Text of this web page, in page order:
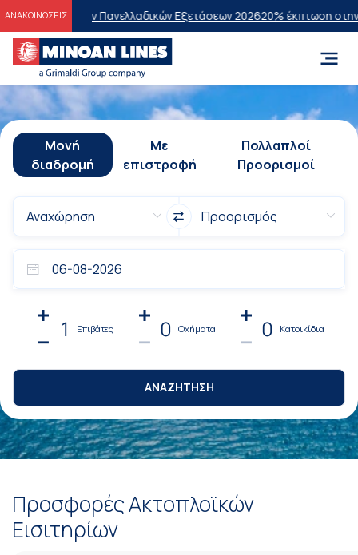
ΑΝΑΚΟΙΝΩΣΕΙΣ
των Πανελλαδικών Εξετάσεων 202620% έκπτωση στην οικονομική
Μονή
διαδρομή
Με
επιστροφή
Πολλαπλοί
Προορισμοί
1 Επιβάτες 0 Οχήματα 0 Κατοικίδια
ΑΝΑΖΗΤΗΣΗ
Προσφορές Ακτοπλοϊκών
Εισιτηρίων